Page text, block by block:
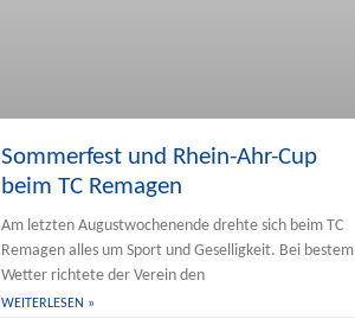
Sommerfest und Rhein-Ahr-Cup
beim TC Remagen
Am letzten Augustwochenende drehte sich beim TC
Remagen alles um Sport und Geselligkeit. Bei bestem
Wetter richtete der Verein den
WEITERLESEN »